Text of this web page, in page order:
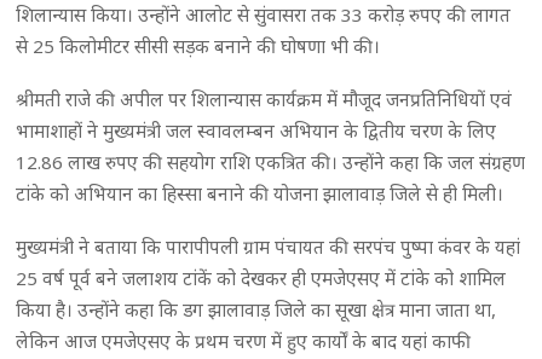
शिलान्यास किया। उन्होंने आलोट से सुंवासरा तक 33 करोड़ रुपए की लागत
से 25 किलोमीटर सीसी सड़क बनाने की घोषणा भी की।
श्रीमती राजे की अपील पर शिलान्यास कार्यक्रम में मौजूद जनप्रतिनिधियों एवं
भामाशाहों ने मुख्यमंत्री जल स्वावलम्बन अभियान के द्वितीय चरण के लिए
12.86 लाख रुपए की सहयोग राशि एकत्रित की। उन्होंने कहा कि जल संग्रहण
टांके को अभियान का हिस्सा बनाने की योजना झालावाड़ जिले से ही मिली।
मुख्यमंत्री ने बताया कि पारापीपली ग्राम पंचायत की सरपंच पुष्पा कंवर के यहां
25 वर्ष पूर्व बने जलाशय टांकें को देखकर ही एमजेएसए में टांके को शामिल
किया है। उन्होंने कहा कि डग झालावाड़ जिले का सूखा क्षेत्र माना जाता था,
लेकिन आज एमजेएसए के प्रथम चरण में हुए कार्यों के बाद यहां काफी